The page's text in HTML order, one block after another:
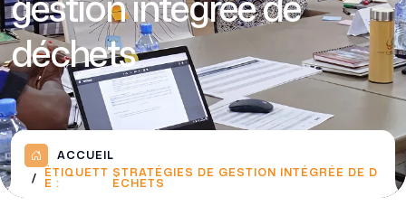
déchets
ACCUEIL
ÉTIQUETT
E :
STRATÉGIES DE GESTION INTÉGRÉE DE D
ÉCHETS